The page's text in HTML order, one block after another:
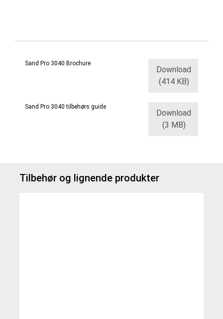
Download
(414 KB)
Sand Pro 3040 Brochure
Download
(3 MB)
Sand Pro 3040 tilbehørs guide
Tilbehør og lignende produkter